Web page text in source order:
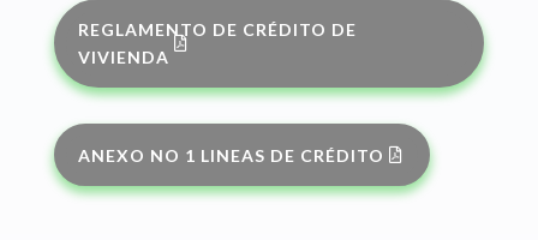
REGLAMENTO DE CRÉDITO DE
VIVIENDA
ANEXO NO 1 LINEAS DE CRÉDITO